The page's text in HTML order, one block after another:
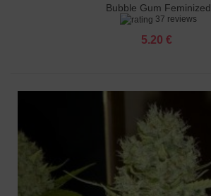
Bubble Gum Feminized
37 reviews
5.20 €